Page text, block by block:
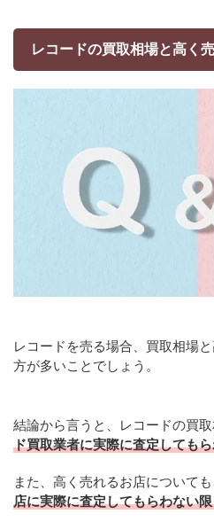
レコードの買取相場と高く
レコードを売る場合、買取相場
方が多いことでしょう。
結論から言うと、レコードの買取
ド買取業者に実際に査定しても
また、高く売れるお店についても
店に実際に査定してもらわない